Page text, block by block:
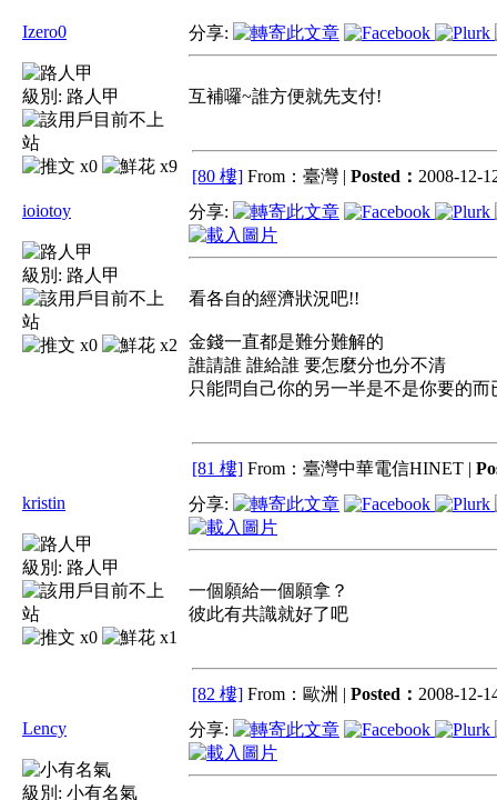
Izero0
級別: 路人甲
x0 x9
分享:
互補囉~誰方便就先支付!
[80 樓] From：臺灣 | Posted： 2008-12-
ioiotoy
級別: 路人甲
x0 x2
分享:
看各自的經濟狀況吧!!
金錢一直都是難分難解的
誰請誰 誰給誰 要怎麼分也分不清
只能問自己你的另一半是不是你要的而
[81 樓] From：臺灣中華電信HINET |
kristin
級別: 路人甲
x0 x1
分享:
一個願給一個願拿？
彼此有共識就好了吧
[82 樓] From：歐洲 | Posted： 2008-12-
Lency
級別: 小有名氣
分享: